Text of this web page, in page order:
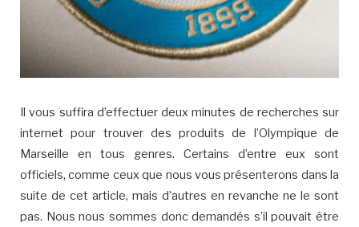
Il vous suffira d’effectuer deux minutes de recherches sur
internet pour trouver des produits de l’Olympique de
Marseille en tous genres. Certains d’entre eux sont
officiels, comme ceux que nous vous présenterons dans la
suite de cet article, mais d’autres en revanche ne le sont
pas. Nous nous sommes donc demandés s’il pouvait être